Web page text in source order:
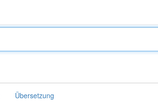
Übersetzung